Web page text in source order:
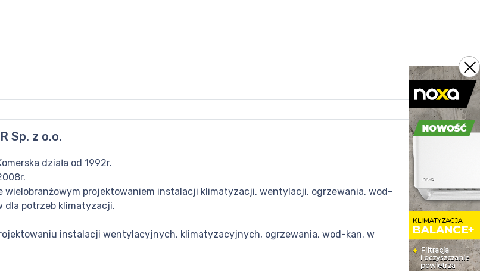
Sp. z o.o.
działa od 1992r.
wielobranżowym projektowaniem instalacji klimatyzacji, wentylacji, ogrzewania, wod-
dla potrzeb klimatyzacji.
instalacji wentylacyjnych, klimatyzacyjnych, ogrzewania, wod-kan. w